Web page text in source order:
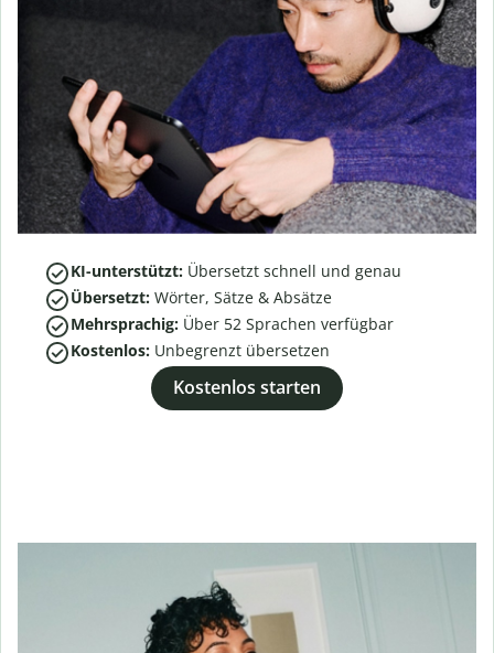
KI-unterstützt: Übersetzt schnell und genau
Übersetzt: Wörter, Sätze & Absätze
Mehrsprachig: Über 52 Sprachen verfügbar
Kostenlos: Unbegrenzt übersetzen
Kostenlos starten